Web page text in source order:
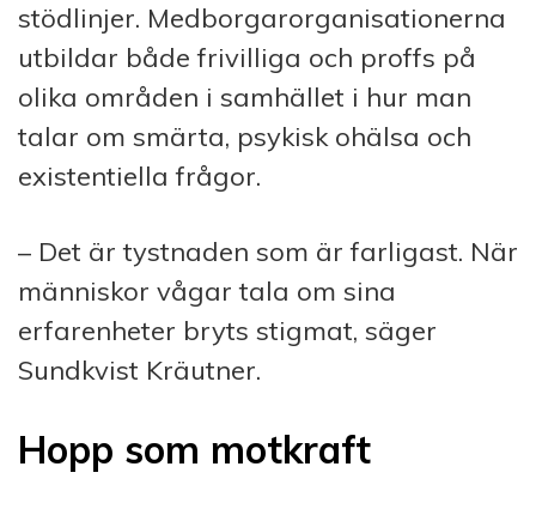
stödlinjer. Medborgarorganisationerna
utbildar både frivilliga och proffs på
olika områden i samhället i hur man
talar om smärta, psykisk ohälsa och
existentiella frågor.
– Det är tystnaden som är farligast. När
människor vågar tala om sina
erfarenheter bryts stigmat, säger
Sundkvist Kräutner.
Hopp som motkraft